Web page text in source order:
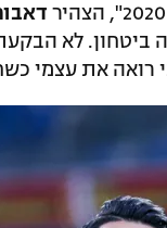
לא
את עצמי